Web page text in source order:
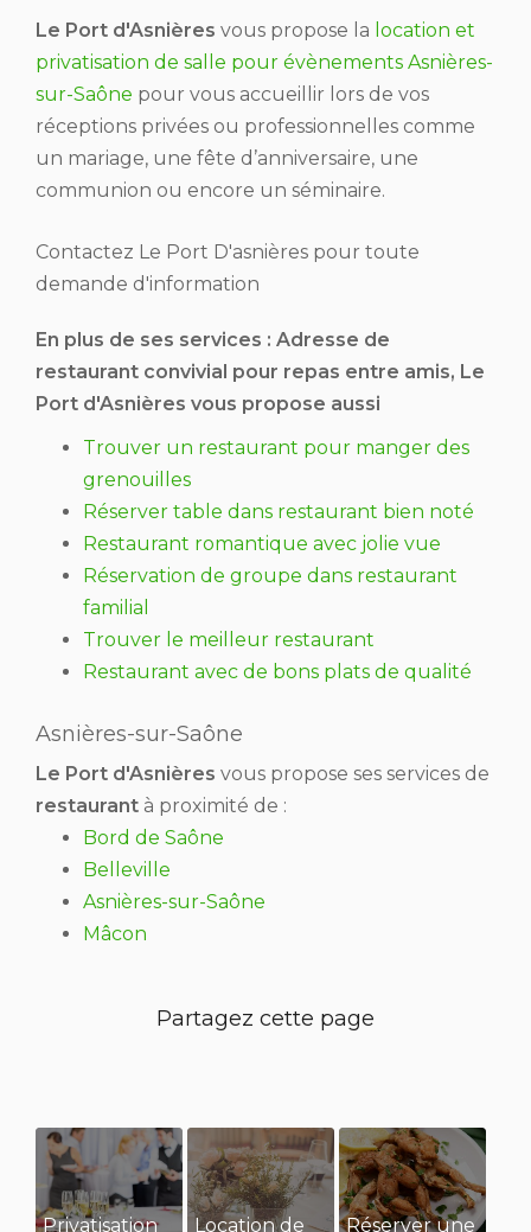
Le Port d'Asnières vous propose la location et
privatisation de salle pour évènements Asnières-
sur-Saône pour vous accueillir lors de vos
réceptions privées ou professionnelles comme
un mariage, une fête d’anniversaire, une
communion ou encore un séminaire.
Contactez Le Port D'asnières pour toute
demande d'information
En plus de ses services : Adresse de
restaurant convivial pour repas entre amis, Le
Port d'Asnières vous propose aussi
Trouver un restaurant pour manger des
grenouilles
Réserver table dans restaurant bien noté
Restaurant romantique avec jolie vue
Réservation de groupe dans restaurant
familial
Trouver le meilleur restaurant
Restaurant avec de bons plats de qualité
Asnières-sur-Saône
Le Port d'Asnières vous propose ses services de
restaurant à proximité de :
Bord de Saône
Belleville
Asnières-sur-Saône
Mâcon
Privatisation Location de Réserver une